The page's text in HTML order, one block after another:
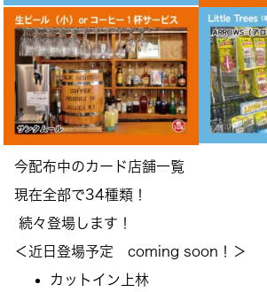
今配布中のカード店舗一覧
現在全部で34種類！
続々登場します！
＜近日登場予定 coming soon！＞
カットイン上林